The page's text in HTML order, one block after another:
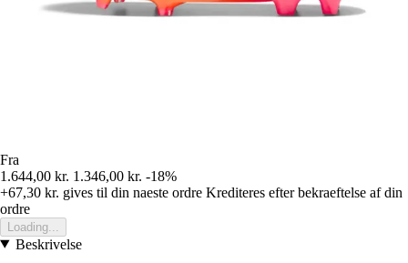
Fra
1.644,00 kr. 1.346,00 kr. -18%
+67,30 kr. gives til din naeste ordre Krediteres efter bekraeftelse af din
ordre
Loading...
Beskrivelse